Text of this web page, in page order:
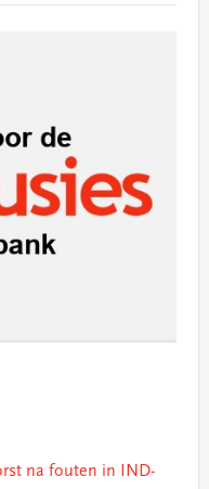
na fouten in IND-